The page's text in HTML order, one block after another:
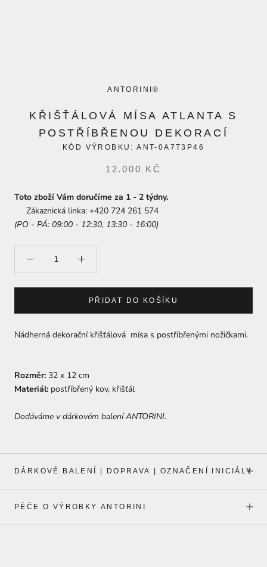
ANTORINI®
KŘIŠŤÁLOVÁ MÍSA ATLANTA S
POSTŘÍBŘENOU DEKORACÍ
KÓD VÝROBKU:ANT-0A7T3P46
12.000 KČ
Toto zboží Vám doručíme za 1 - 2 týdny.
Zákaznická linka: +420 724 261 574
(PO - PÁ: 09:00 - 12:30, 13:30 - 16:00)
PŘIDAT DO KOŠÍKU
Nádherná dekorační křišťálová mísa s postříbřenými nožičkami.
Rozměr: 32 x 12 cm
Materiál: postříbřený kov, křišťál
Dodáváme v dárkovém balení ANTORINI.
DÁRKOVÉ BALENÍ | DOPRAVA | OZNAČENÍ INICIÁLY
PÉČE O VÝROBKY ANTORINI